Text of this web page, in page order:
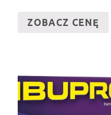
ZOBACZ CENĘ